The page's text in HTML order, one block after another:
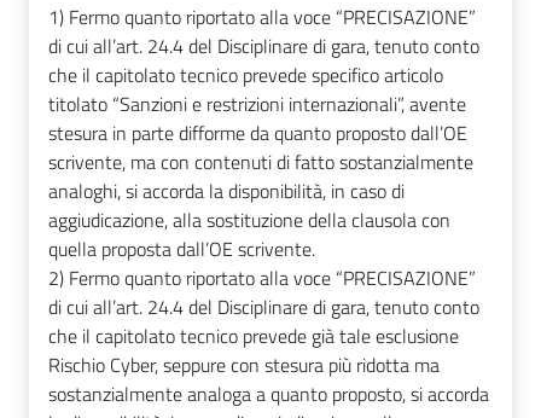
1) Fermo quanto riportato alla voce “PRECISAZIONE”
di cui all’art. 24.4 del Disciplinare di gara, tenuto conto
che il capitolato tecnico prevede specifico articolo
titolato “Sanzioni e restrizioni internazionali”, avente
stesura in parte difforme da quanto proposto dall’OE
scrivente, ma con contenuti di fatto sostanzialmente
analoghi, si accorda la disponibilità, in caso di
aggiudicazione, alla sostituzione della clausola con
quella proposta dall’OE scrivente.
2) Fermo quanto riportato alla voce “PRECISAZIONE”
di cui all’art. 24.4 del Disciplinare di gara, tenuto conto
che il capitolato tecnico prevede già tale esclusione
Rischio Cyber, seppure con stesura più ridotta ma
sostanzialmente analoga a quanto proposto, si accorda